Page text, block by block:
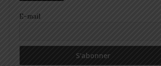
E-mail